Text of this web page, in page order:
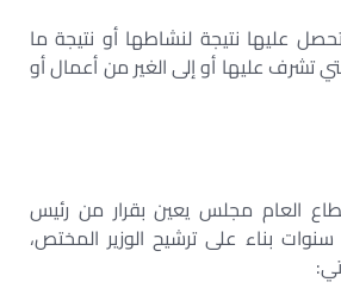
عليها نتيجة لنشاطها أو نتيجة ما
تشرف عليها أو إلى الغير من أعمال أو
العام مجلس يعين بقرار من رئيس
بناء على ترشيح الوزير المختص،